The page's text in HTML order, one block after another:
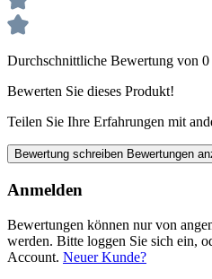
Durchschnittliche Bewertung von 0
Bewerten Sie dieses Produkt!
Teilen Sie Ihre Erfahrungen mit
Bewertung schreiben Bewertungen
Anmelden
Bewertungen können nur von
werden. Bitte loggen Sie sich ein,
Account. Neuer Kunde?